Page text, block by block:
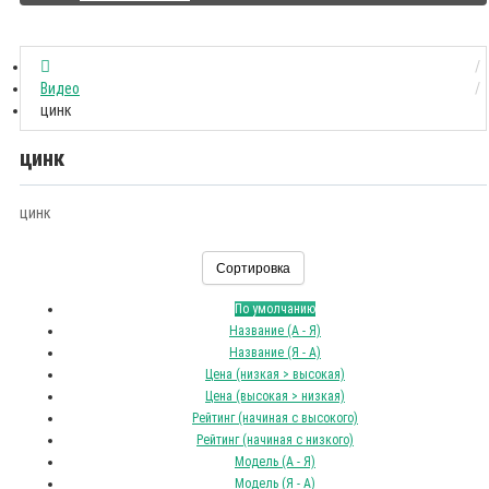
Видео
цинк
цинк
цинк
Сортировка
По умолчанию
Название (А - Я)
Название (Я - А)
Цена (низкая > высокая)
Цена (высокая > низкая)
Рейтинг (начиная с высокого)
Рейтинг (начиная с низкого)
Модель (А - Я)
Модель (Я - А)